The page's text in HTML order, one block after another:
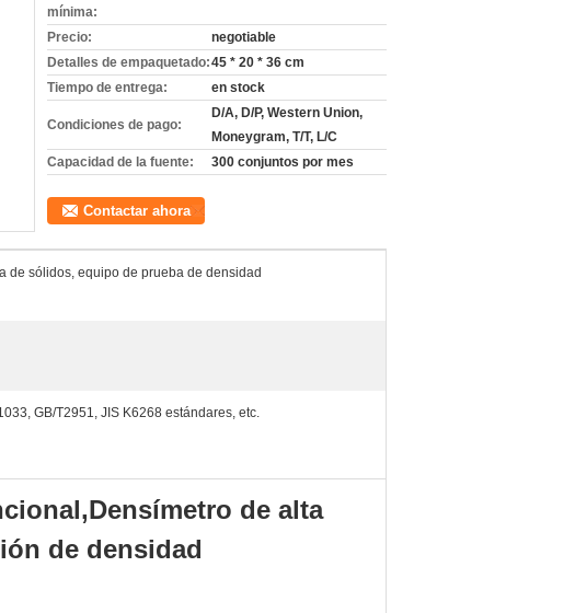
mínima:
Precio:
negotiable
Detalles de empaquetado:45 * 20 * 36 cm
Tiempo de entrega:
en stock
Condiciones de pago:
D/A, D/P, Western Union,
Moneygram, T/T, L/C
Capacidad de la fuente:
300 conjuntos por mes
Contactar ahora
de sólidos, equipo de prueba de densidad
GB/T2951, JIS K6268 estándares, etc.
de alta
de densidad